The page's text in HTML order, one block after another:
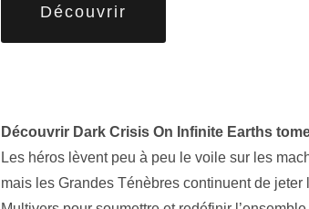
Découvrir
Découvrir Dark Crisis On Infinite Earths
Les héros lèvent peu à peu le voile sur les
mais les Grandes Ténèbres continuent de jeter